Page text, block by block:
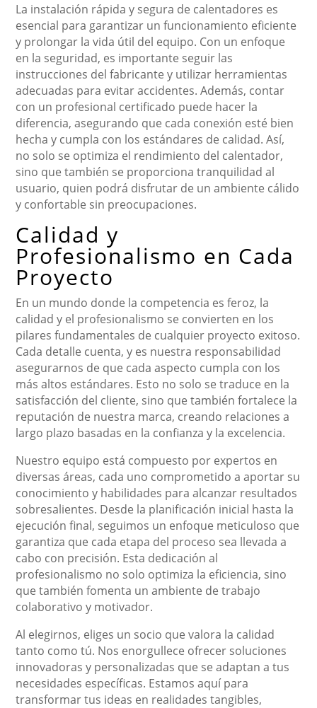
La instalación rápida y segura de calentadores es
esencial para garantizar un funcionamiento eficiente
y prolongar la vida útil del equipo. Con un enfoque
en la seguridad, es importante seguir las
instrucciones del fabricante y utilizar herramientas
adecuadas para evitar accidentes. Además, contar
con un profesional certificado puede hacer la
diferencia, asegurando que cada conexión esté bien
hecha y cumpla con los estándares de calidad. Así,
no solo se optimiza el rendimiento del calentador,
sino que también se proporciona tranquilidad al
usuario, quien podrá disfrutar de un ambiente cálido
y confortable sin preocupaciones.
Calidad y
Profesionalismo en Cada
Proyecto
En un mundo donde la competencia es feroz, la
calidad y el profesionalismo se convierten en los
pilares fundamentales de cualquier proyecto exitoso.
Cada detalle cuenta, y es nuestra responsabilidad
asegurarnos de que cada aspecto cumpla con los
más altos estándares. Esto no solo se traduce en la
satisfacción del cliente, sino que también fortalece la
reputación de nuestra marca, creando relaciones a
largo plazo basadas en la confianza y la excelencia.
Nuestro equipo está compuesto por expertos en
diversas áreas, cada uno comprometido a aportar su
conocimiento y habilidades para alcanzar resultados
sobresalientes. Desde la planificación inicial hasta la
ejecución final, seguimos un enfoque meticuloso que
garantiza que cada etapa del proceso sea llevada a
cabo con precisión. Esta dedicación al
profesionalismo no solo optimiza la eficiencia, sino
que también fomenta un ambiente de trabajo
colaborativo y motivador.
Al elegirnos, eliges un socio que valora la calidad
tanto como tú. Nos enorgullece ofrecer soluciones
innovadoras y personalizadas que se adaptan a tus
necesidades específicas. Estamos aquí para
transformar tus ideas en realidades tangibles,